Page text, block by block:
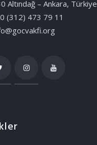
Altındağ – Ankara, Türkiye
(312) 473 79 11